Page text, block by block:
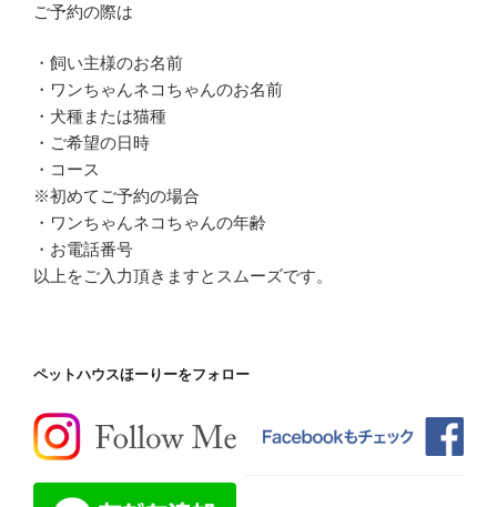
ご予約の際は
・飼い主様のお名前
・ワンちゃんネコちゃんのお名前
・犬種または猫種
・ご希望の日時
・コース
※初めてご予約の場合
・ワンちゃんネコちゃんの年齢
・お電話番号
以上をご入力頂きますとスムーズです。
ペットハウスほーりーをフォロー